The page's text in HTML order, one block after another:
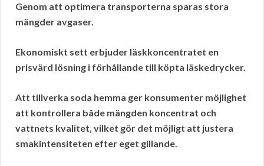
Genom att optimera transporterna sparas stora
mängder avgaser.
Ekonomiskt sett erbjuder läskkoncentratet en
prisvärd lösning i förhållande till köpta läskedrycker.
Att tillverka soda hemma ger konsumenter möjlighet
att kontrollera både mängden koncentrat och
vattnets kvalitet, vilket gör det möjligt att justera
smakintensiteten efter eget gillande.